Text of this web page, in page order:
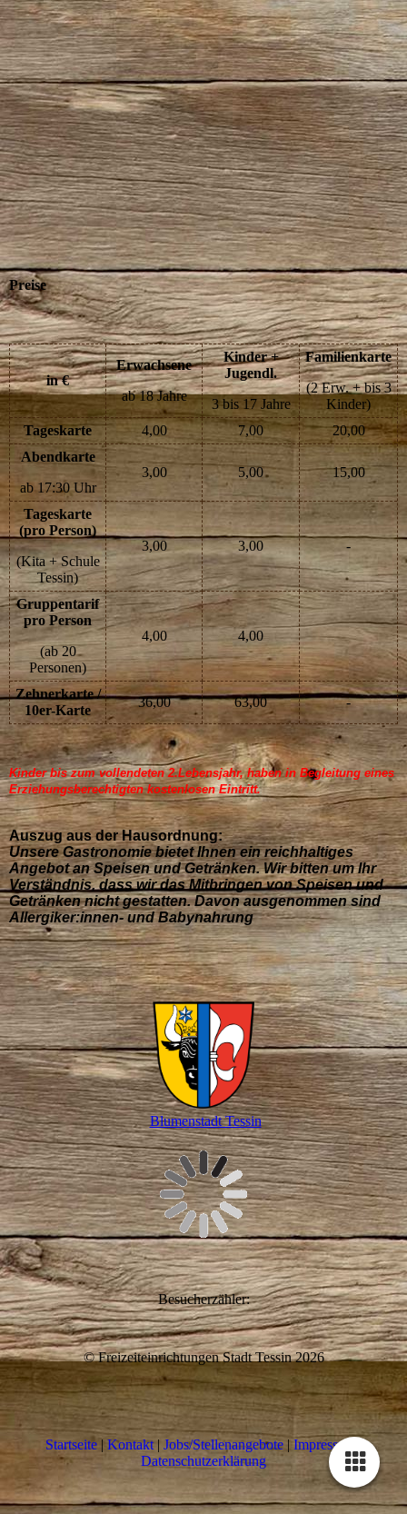
Preise
in €
Erwachsene
ab 18 Jahre
Kinder +
Jugendl.
3 bis 17 Jahre
Familienkarte
(2 Erw. + bis 3
Kinder)
Tageskarte
4,00 7,00
20,00
Abendkarte
ab 17:30 Uhr
3,00 5,00 15,00
Tageskarte
(pro Person)
(Kita + Schule
Tessin)
3,00 3,00 -
Gruppentarif
pro Person
(ab 20
Personen)
4,00 4,00
Zehnerkarte /
10er-Karte
36,00 63,00 -
Kinder bis zum vollendeten 2.Lebensjahr, haben in Begleitung eines
Erziehungsberechtigten kostenlosen Eintritt.
Auszug aus der Hausordnung:
Unsere Gastronomie bietet Ihnen ein reichhaltiges
Angebot an Speisen und Getränken. Wir bitten um Ihr
Verständnis, dass wir das Mitbringen von Speisen und
Getränken nicht gestatten. Davon ausgenommen sind
Allergiker:innen- und Babynahrung
Blumenstadt Tessin
Besucherzähler:
© Freizeiteinrichtungen Stadt Tessin 2026
Startseite| Kontakt| Jobs/Stellenangebote | Impressum
Datenschutzerklärung